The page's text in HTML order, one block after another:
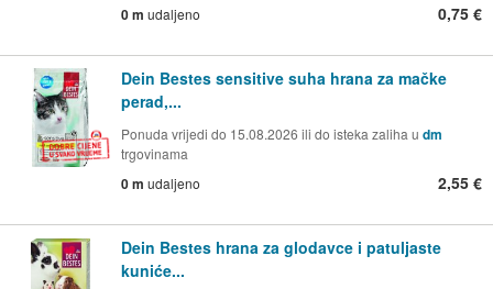
0 m udaljeno 0,75 €
Dein Bestes sensitive suha hrana za mačke
perad,...
Ponuda vrijedi do 15.08.2026 ili do isteka zaliha u dm
trgovinama
0 m udaljeno 2,55 €
Dein Bestes hrana za glodavce i patuljaste
kuniće...